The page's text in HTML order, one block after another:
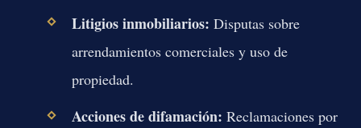
Litigios inmobiliarios: Disputas sobre
arrendamientos comerciales y uso de
propiedad.
Acciones de difamación: Reclamaciones por